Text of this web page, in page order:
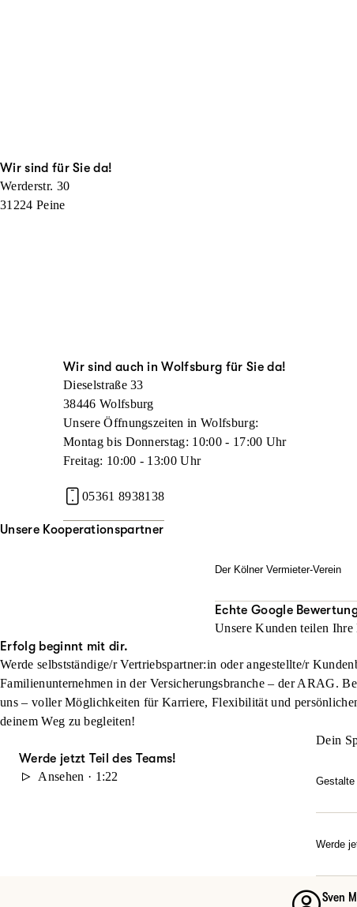
Wir sind für Sie da!
Werderstr. 30
31224 Peine
Wir sind auch in Wolfsburg für Sie da!
Dieselstraße 33
38446 Wolfsburg
Unsere Öffnungszeiten in Wolfsburg:
Montag bis Donnerstag: 10:00 - 17:00 Uhr
Freitag: 10:00 - 13:00 Uhr
05361 8938138
Unsere Kooperationspartner
Der Kölner Vermieter-Verein
Hier mehr erfahren!
Echte Google
Unsere Kunden teilen
Erfolg beginnt mit dir.
Werde selbstständige/r Vertriebspartner:in oder angestellte/r
Familienunternehmen in der Versicherungsbranche – der ARAG.
uns – voller Möglichkeiten für Karriere, Flexibilität und
deinem Weg zu begleiten!
Werde jetzt Teil des Teams!
Ansehen · 1:22
Dein
Gestalte
Werde
Sven